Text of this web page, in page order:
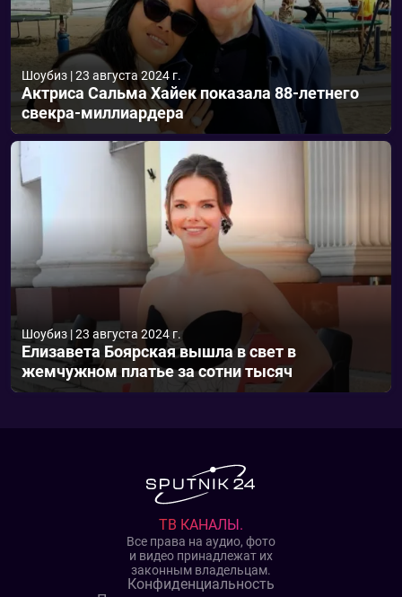
Шоубиз |23 августа 2024 г.
Актриса Сальма Хайек показала 88-летнего
свекра-миллиардера
Шоубиз |23 августа 2024 г.
Елизавета Боярская вышла в свет в
жемчужном платье за сотни тысяч
ТВ КАНАЛЫ.
Все права на аудио, фото
и видео принадлежат их
законным владельцам.
Конфиденциальность